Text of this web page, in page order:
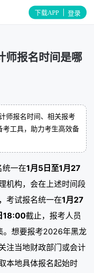
下载APP 登录
师报名时间是哪
师报名时间、相关报考
工具，助力考生高效备
一在1月5日至1月27
机构，会在上述时间段
考试报名统一在1月27
18:00截止，报考人员
。想要报考2026年黑龙
注当地财政部门或会计
本地具体报名起始时